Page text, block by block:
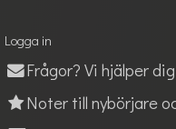
Logga in
Frågor? Vi hjälper dig
Noter till nybörjare